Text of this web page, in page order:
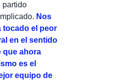
partido
Nos
tocado el peor
en el sentido
que ahora
es el
equipo de